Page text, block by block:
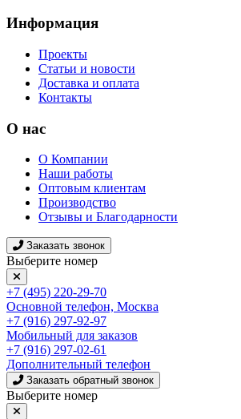
Информация
Проекты
Статьи и новости
Доставка и оплата
Контакты
О нас
О Компании
Наши работы
Оптовым клиентам
Производство
Отзывы и Благодарности
Заказать звонок
Выберите номер
+7 (495) 220-29-70
Основной телефон, Москва
+7 (916) 297-92-97
Мобильный для заказов
+7 (916) 297-02-61
Дополнительный телефон
Заказать обратный звонок
Выберите номер